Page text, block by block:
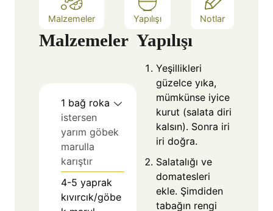
Malzemeler Yapılışı Notlar
Malzemeler
1 bağ roka
istersen
yarım göbek
marulla
karıştır
4-5 yaprak
kıvırcık/göbe
Yapılışı
Yeşillikleri
güzelce yıka,
mümkünse iyice
kurut (salata diri
kalsın). Sonra iri
iri doğra.
Salatalığı ve
domatesleri
ekle. Şimdiden
tabağın rengi